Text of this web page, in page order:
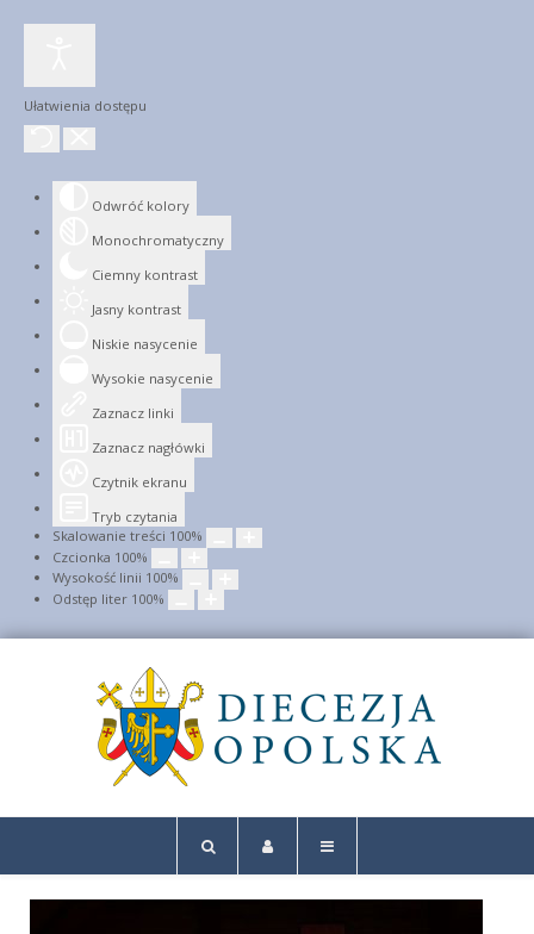
Ułatwienia dostępu
Odwróć kolory
Monochromatyczny
Ciemny kontrast
Jasny kontrast
Niskie nasycenie
Wysokie nasycenie
Zaznacz linki
Zaznacz nagłówki
Czytnik ekranu
Tryb czytania
Skalowanie treści 100%
Czcionka 100%
Wysokość linii 100%
Odstęp liter 100%